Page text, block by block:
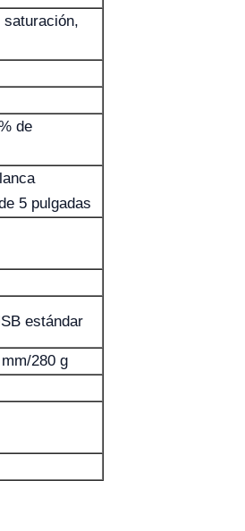
de
5 pulgadas
estándar
280 g